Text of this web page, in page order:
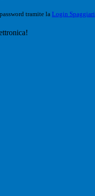
tramite la Login Spaggiari